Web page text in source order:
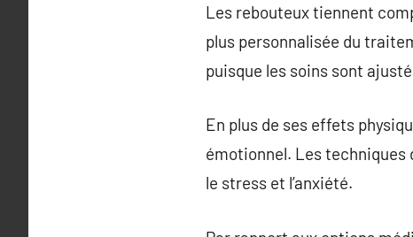
Les rebouteux tiennent
plus personnalisée du
puisque les soins sont
En plus de ses effets
émotionnel. Les techniques
le stress et l’anxiété.